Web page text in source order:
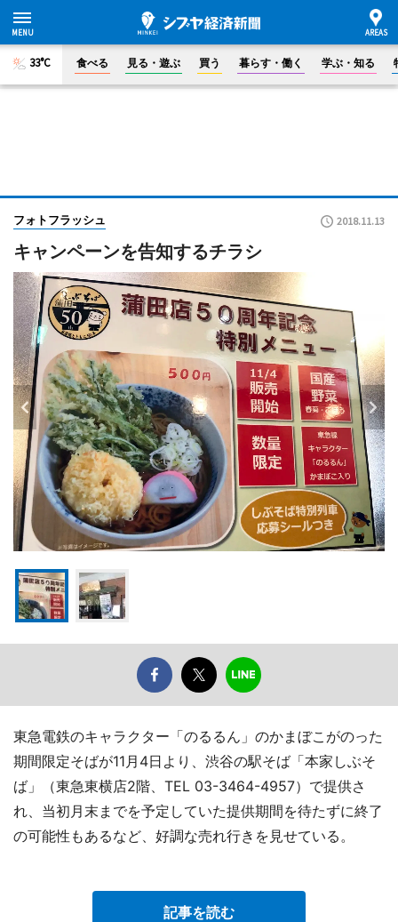
33°C 食べる 見る・遊ぶ 買う 暮らす・働く 学ぶ・知る
フォトフラッシュ 2018.11.13
キャンペーンを告知するチラシ
東急電鉄のキャラクター「のるるん」のかまぼこがのった
期間限定そばが11月4日より、渋谷の駅そば「本家しぶそ
ば」（東急東横店2階、TEL 03-3464-4957）で提供さ
れ、当初月末までを予定していた提供期間を待たずに終了
の可能性もあるなど、好調な売れ行きを見せている。
記事を読む